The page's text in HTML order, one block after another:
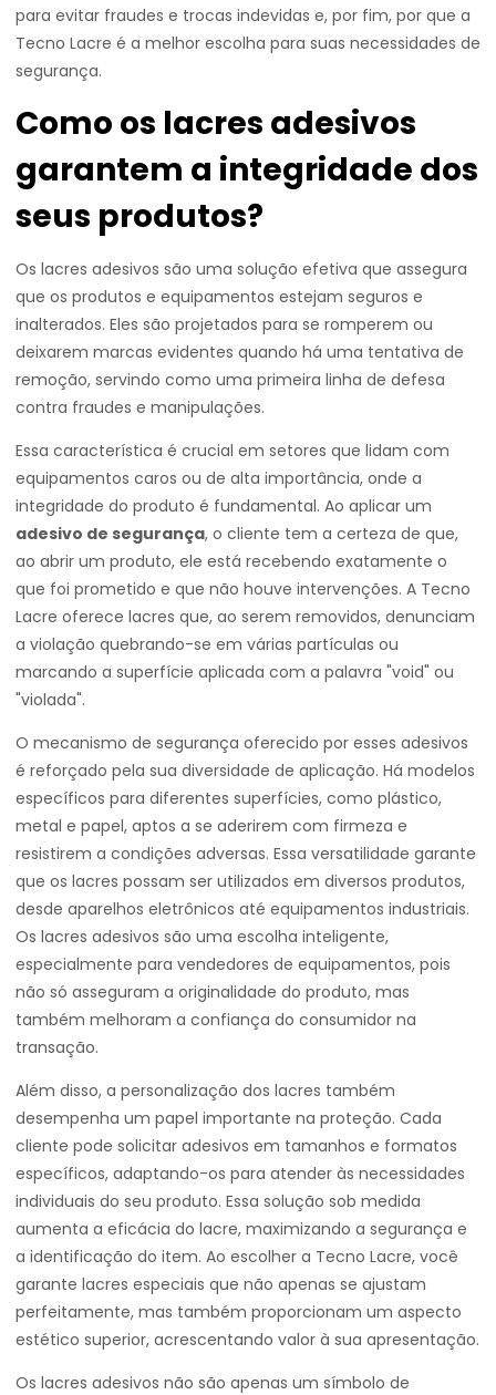
para evitar fraudes e trocas indevidas e, por fim, por que a
Tecno Lacre é a melhor escolha para suas necessidades de
segurança.
Como os lacres adesivos
garantem a integridade dos
seus produtos?
Os lacres adesivos são uma solução efetiva que assegura
que os produtos e equipamentos estejam seguros e
inalterados. Eles são projetados para se romperem ou
deixarem marcas evidentes quando há uma tentativa de
remoção, servindo como uma primeira linha de defesa
contra fraudes e manipulações.
Essa característica é crucial em setores que lidam com
equipamentos caros ou de alta importância, onde a
integridade do produto é fundamental. Ao aplicar um
adesivo de segurança, o cliente tem a certeza de que,
ao abrir um produto, ele está recebendo exatamente o
que foi prometido e que não houve intervenções. A Tecno
Lacre oferece lacres que, ao serem removidos, denunciam
a violação quebrando-se em várias partículas ou
marcando a superfície aplicada com a palavra "void" ou
"violada".
O mecanismo de segurança oferecido por esses adesivos
é reforçado pela sua diversidade de aplicação. Há modelos
específicos para diferentes superfícies, como plástico,
metal e papel, aptos a se aderirem com firmeza e
resistirem a condições adversas. Essa versatilidade garante
que os lacres possam ser utilizados em diversos produtos,
desde aparelhos eletrônicos até equipamentos industriais.
Os lacres adesivos são uma escolha inteligente,
especialmente para vendedores de equipamentos, pois
não só asseguram a originalidade do produto, mas
também melhoram a confiança do consumidor na
transação.
Além disso, a personalização dos lacres também
desempenha um papel importante na proteção. Cada
cliente pode solicitar adesivos em tamanhos e formatos
específicos, adaptando-os para atender às necessidades
individuais do seu produto. Essa solução sob medida
aumenta a eficácia do lacre, maximizando a segurança e
a identificação do item. Ao escolher a Tecno Lacre, você
garante lacres especiais que não apenas se ajustam
perfeitamente, mas também proporcionam um aspecto
estético superior, acrescentando valor à sua apresentação.
Os lacres adesivos não são apenas um símbolo de